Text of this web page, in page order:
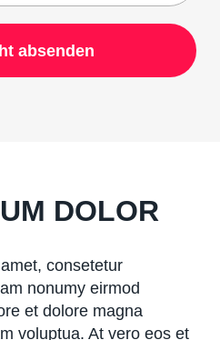
absenden
DOLOR
consetetur
nonumy eirmod
et dolore magna
voluptua. At vero eos et